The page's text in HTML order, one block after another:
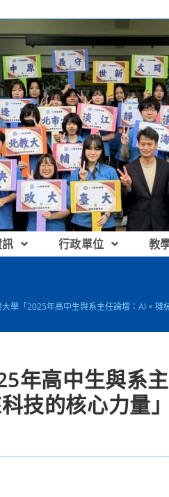
行政單位 教
學「2025年高中生與系主任論壇：AI ×
年高中生與系
技的核心力量